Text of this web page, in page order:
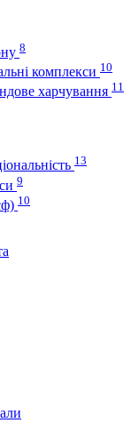
8
комплекси 10
харчування 11
13
9
10